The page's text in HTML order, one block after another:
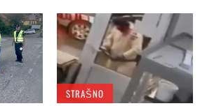
STRAŠNO